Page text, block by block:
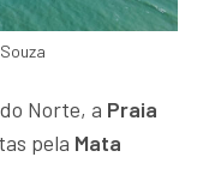
Norte, a Praia
pela Mata